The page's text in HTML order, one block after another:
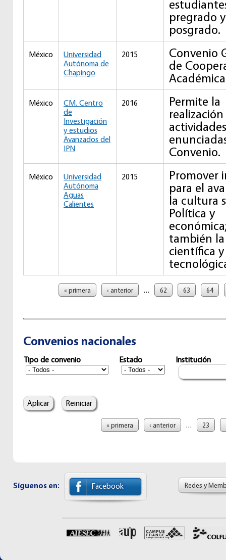
pregrado y
posgrado.
México
Universidad
Autónoma de
Chapingo
2015
Convenio
de
Académica
México
CM. Centro
de
Investigación
y estudios
Avanzados del
IPN
2016
Permite la
actividades
Convenio.
México
Universidad
Autónoma
Aguas
Calientes
2015
Promover
para el
la cultura
Política y
también
científica y
Páginas« primera ‹ anterior … 62 63 64
Convenios nacionales
Tipo de convenio Estado Institución
« primera ‹ anterior … 23
Síguenos en: Facebook Redes y